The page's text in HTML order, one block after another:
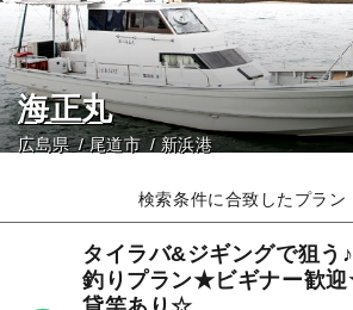
海正丸
広島県 尾道市 新浜港
検索条件に合致したプラン
タイラバ&ジギングで狙う
釣りプラン★ビギナー歓